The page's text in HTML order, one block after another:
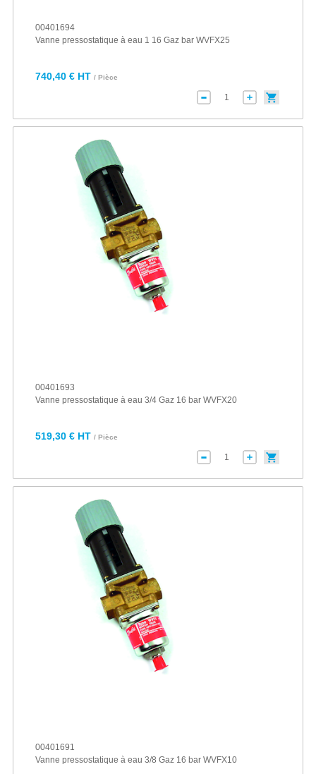
00401694
Vanne pressostatique à eau 1 16 Gaz bar WVFX25
740,40 € HT / Pièce
00401693
Vanne pressostatique à eau 3/4 Gaz 16 bar WVFX20
519,30 € HT / Pièce
00401691
Vanne pressostatique à eau 3/8 Gaz 16 bar WVFX10